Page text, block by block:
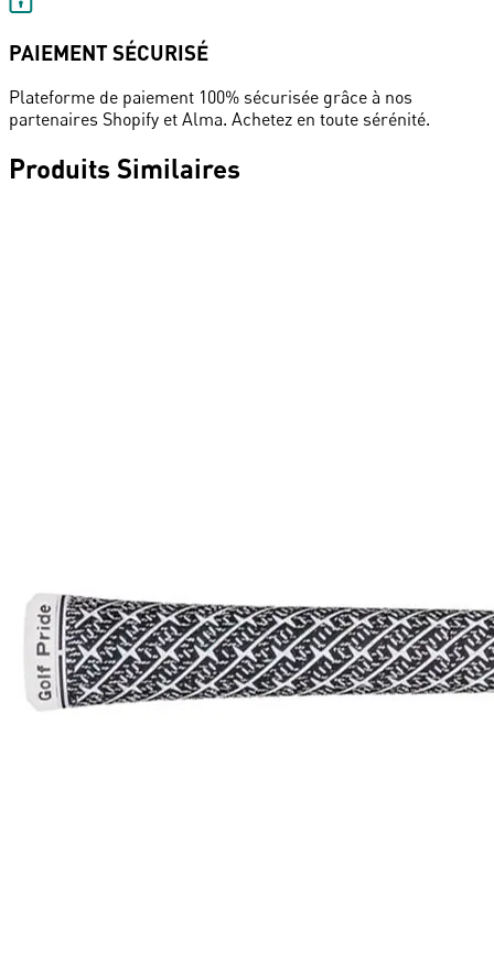
PAIEMENT SÉCURISÉ
Plateforme de paiement 100% sécurisée grâce à nos
partenaires Shopify et Alma. Achetez en toute sérénité.
Produits Similaires